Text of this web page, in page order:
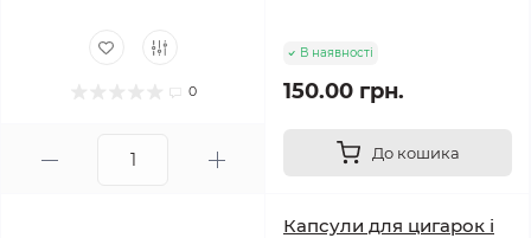
0
В наявності
150.00 грн.
До кошика
Капсули для цигарок і